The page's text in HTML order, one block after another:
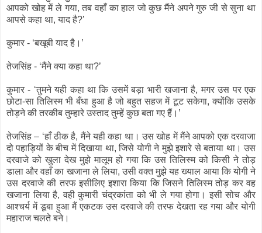
आपको खोह में ले गया, तब वहाँ का हाल जो कुछ मैंने अपने गुरु जी से सुना था
आपसे कहा था, याद है?’
कुमार - ‘बखूबी याद है।’
तेजसिंह - ‘मैंने क्या कहा था?’
कुमार - ‘तुमने यही कहा था कि उसमें बड़ा भारी खजाना है, मगर उस पर एक
छोटा-सा तिलिस्म भी बँधा हुआ है जो बहुत सहज में टूट सकेगा, क्योंकि उसके
तोड़ने की तरकीब तुम्हारे उस्ताद तुम्हें कुछ बता गए हैं।’
तेजसिंह – ‘हाँ ठीक है, मैंने यही कहा था। उस खोह में मैंने आपको एक दरवाजा
दो पहाड़ियों के बीच में दिखाया था, जिसे योगी ने मुझे इशारे से बताया था। उस
दरवाजे को खुला देख मुझे मालूम हो गया कि उस तिलिस्म को किसी ने तोड़
डाला और वहाँ का खजाना ले लिया, उसी वक्त मुझे यह ख्याल आया कि योगी ने
उस दरवाजे की तरफ इसीलिए इशारा किया कि जिसने तिलिस्म तोड़ कर वह
खजाना लिया है, वही कुमारी चंद्रकांता को भी ले गया होगा। इसी सोच और
आश्चर्य में डूबा हुआ मैं एकटक उस दरवाजे की तरफ देखता रह गया और योगी
महाराज चलते बने।